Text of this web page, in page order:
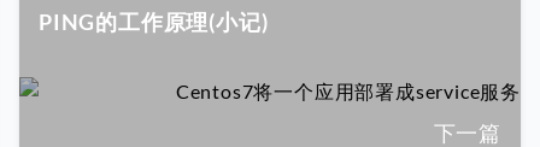
PING的工作原理(小记)
下一篇